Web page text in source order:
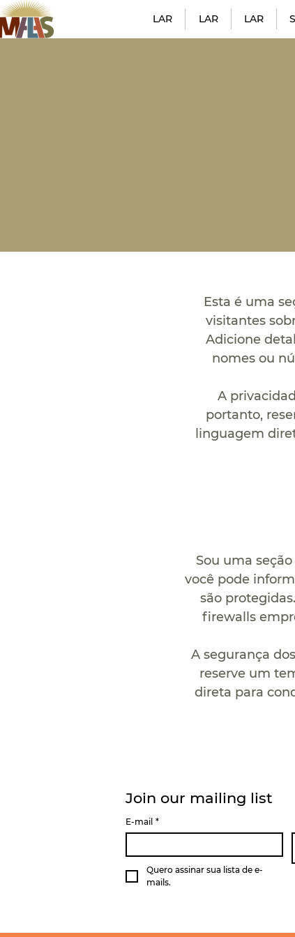
LAR LAR LAR
Esta é uma
visitantes
Adicione
nomes ou
A
portanto,
linguagem
Sou uma
você pode
são
firewalls
A segurança
reserve um
direta para
Join our mailing list
E-mail *
Quero assinar sua lista de e-
mails.